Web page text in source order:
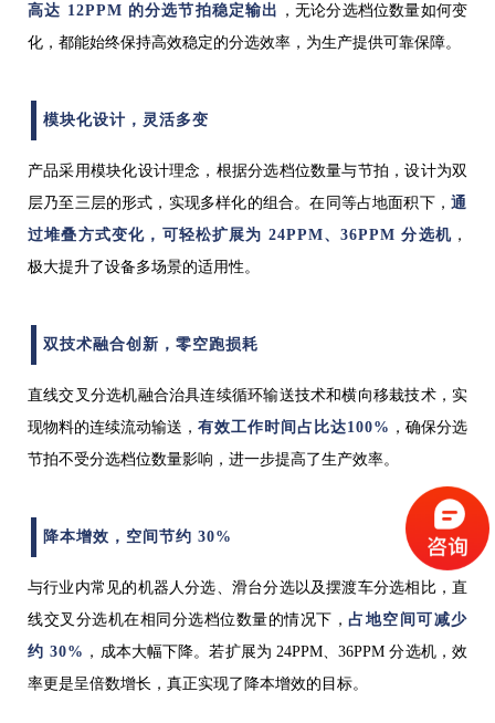
高达 12PPM 的分选节拍稳定输出 ，无论分选档位数量如何变
化，都能始终保持高效稳定的分选效率，为生产提供可靠保障。
模块化设计，灵活多变
产品采用模块化设计理念，根据分选档位数量与节拍，设计为双
层乃至三层的形式，实现多样化的组合。在同等占地面积下， 通
过堆叠方式变化，可轻松扩展为 24PPM、36PPM 分选机 ，
极大提升了设备多场景的适用性。
双技术融合创新，零空跑损耗
直线交叉分选机融合治具连续循环输送技术和横向移栽技术，实
现物料的连续流动输送， 有效工作时间占比达100% ，确保分选
节拍不受分选档位数量影响，进一步提高了生产效率。
降本增效，空间节约 30%
与行业内常见的机器人分选、滑台分选以及摆渡车分选相比，直
线交叉分选机在相同分选档位数量的情况下， 占地空间可减少
约 30% ，成本大幅下降。若扩展为 24PPM、36PPM 分选机，效
率更是呈倍数增长，真正实现了降本增效的目标。